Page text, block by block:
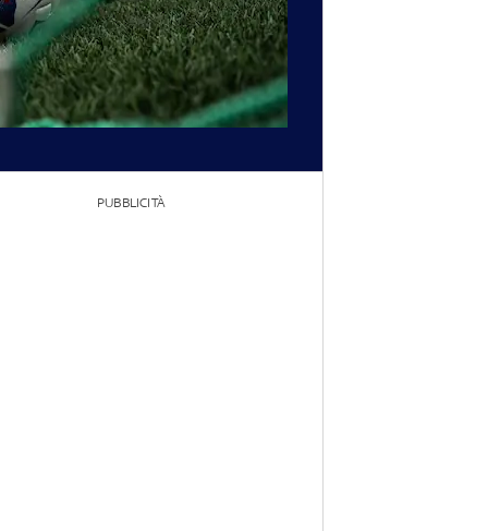
PUBBLICITÀ